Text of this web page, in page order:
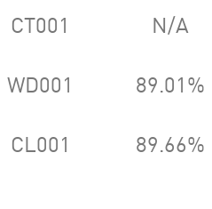
CT001
N/A
WD001 89.01%
CL001 89.66%